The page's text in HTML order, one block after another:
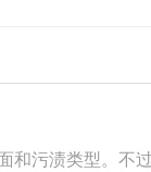
污渍类型。